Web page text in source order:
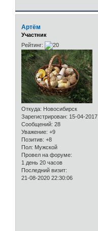
Артём
Участник
Рейтинг:
Откуда: Новосибирск
Зарегистрирован: 15-04-2017
Сообщений: 28
Уважение: +9
Позитив: +8
Пол: Мужской
Провел на форуме:
1 день 20 часов
Последний визит:
21-08-2020 22:30:06